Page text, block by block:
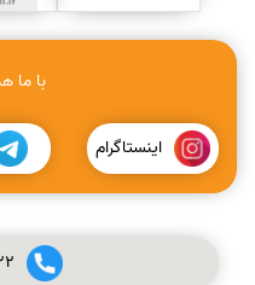
با ما
اینستاگرام